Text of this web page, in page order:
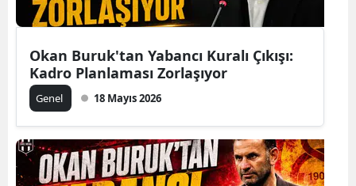
Okan Buruk'tan Yabancı Kuralı Çıkışı:
Kadro Planlaması Zorlaşıyor
Genel 18 Mayıs 2026